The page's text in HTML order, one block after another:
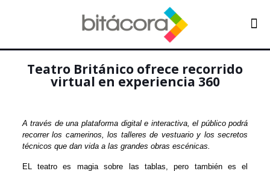
Teatro Británico ofrece recorrido
virtual en experiencia 360
A través de una plataforma digital e interactiva, el público podrá
recorrer los camerinos, los talleres de vestuario y los secretos
técnicos que dan vida a las grandes obras escénicas.
EL teatro es magia sobre las tablas, pero también es el